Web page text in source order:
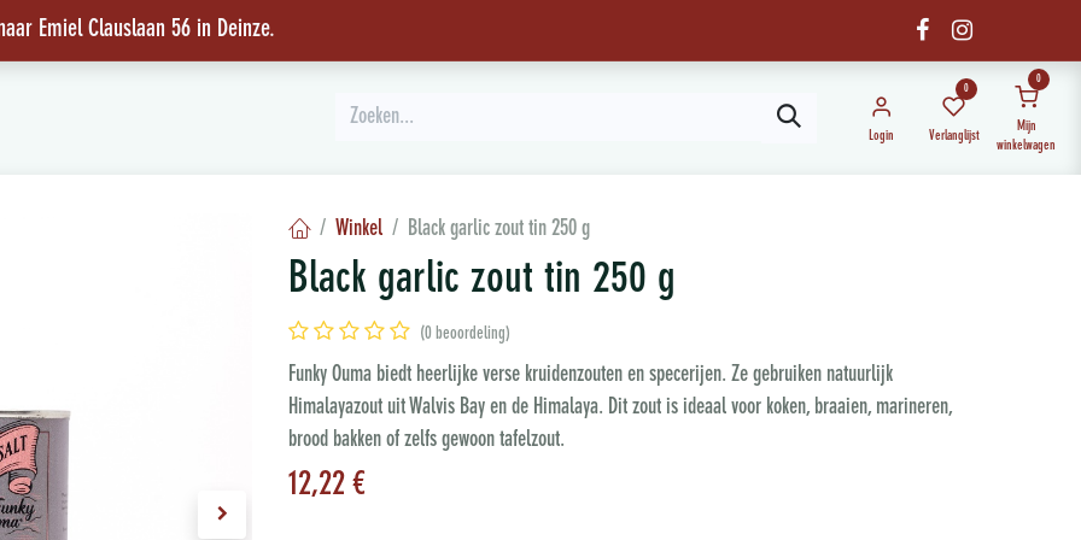
Emiel Clauslaan 56 in Deinze.
Login
0
Verlanglijst
0
Mijn
winkelwagen
Winkel Black garlic zout tin 250 g
Black garlic zout tin 250 g
(0 beoordeling)
Funky Ouma biedt heerlijke verse kruidenzouten en specerijen. Ze gebruiken natuurlijk
Himalayazout uit Walvis Bay en de Himalaya. Dit zout is ideaal voor koken, braaien, marineren,
brood bakken of zelfs gewoon tafelzout.
12,22 €